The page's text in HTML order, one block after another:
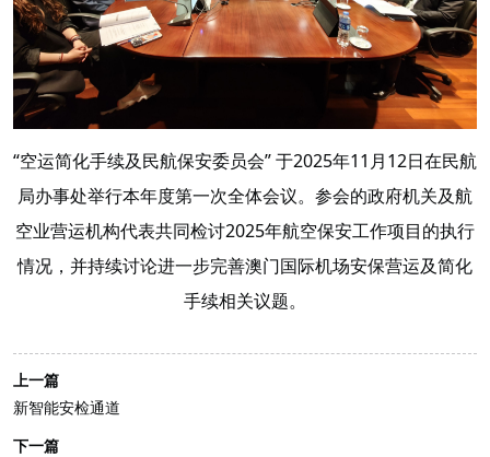
“空运简化手续及民航保安委员会” 于2025年11月12日在民航
局办事处举行本年度第一次全体会议。参会的政府机关及航
空业营运机构代表共同检讨2025年航空保安工作项目的执行
情况，并持续讨论进一步完善澳门国际机场安保营运及简化
手续相关议题。
上一篇
新智能安检通道
下一篇